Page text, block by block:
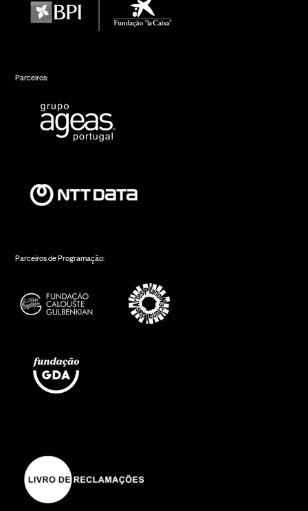
Parceiros:
Parceiros de Programação: